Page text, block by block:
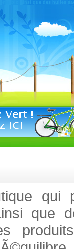
bio ainsi que des huiles
qui
que